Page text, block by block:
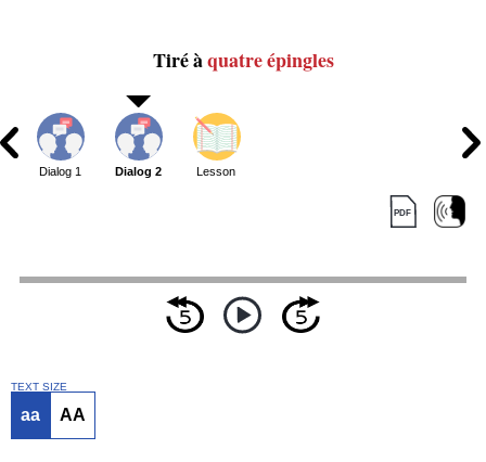
Tiré àquatre épingles
Dialog 1 Dialog 2 Lesson
TEXT SIZE
aa AA